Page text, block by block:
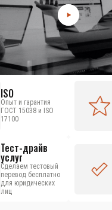
ISO
Опыт и гарантия
ГОСТ 15038 и ISO
17100
Тест-драйв
услуг
Сделаем тестовый
перевод бесплатно
для юридических
лиц